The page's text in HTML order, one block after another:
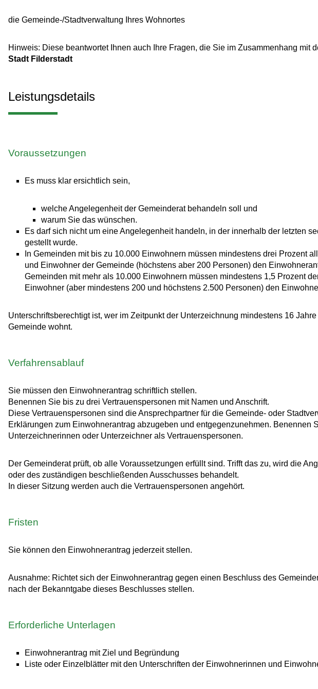
die Gemeinde-/Stadtverwaltung Ihres Wohnortes
Hinweis: Diese beantwortet Ihnen auch Ihre Fragen, die Sie im Zusammenhang mit
Stadt Filderstadt
Leistungsdetails
Voraussetzungen
Es muss klar ersichtlich sein,
welche Angelegenheit der Gemeinderat behandeln soll und
warum Sie das wünschen.
Es darf sich nicht um eine Angelegenheit handeln, in der innerhalb der letzten
gestellt wurde.
In Gemeinden mit bis zu 10.000 Einwohnern müssen mindestens drei Prozent
und Einwohner der Gemeinde (höchstens aber 200 Personen) den
Gemeinden mit mehr als 10.000 Einwohnern müssen mindestens 1,5 Prozent
Einwohner (aber mindestens 200 und höchstens 2.500 Personen) den
Unterschriftsberechtigt ist, wer im Zeitpunkt der Unterzeichnung mindestens 16
Gemeinde wohnt.
Verfahrensablauf
Sie müssen den Einwohnerantrag schriftlich stellen.
Benennen Sie bis zu drei Vertrauenspersonen mit Namen und Anschrift.
Diese Vertrauenspersonen sind die Ansprechpartner für die Gemeinde- oder
Erklärungen zum Einwohnerantrag abzugeben und entgegenzunehmen. Benennen
Unterzeichnerinnen oder Unterzeichner als Vertrauenspersonen.
Der Gemeinderat prüft, ob alle Voraussetzungen erfüllt sind. Trifft das zu, wird die
oder des zuständigen beschließenden Ausschusses behandelt.
In dieser Sitzung werden auch die Vertrauenspersonen angehört.
Fristen
Sie können den Einwohnerantrag jederzeit stellen.
Ausnahme: Richtet sich der Einwohnerantrag gegen einen Beschluss des
nach der Bekanntgabe dieses Beschlusses stellen.
Erforderliche Unterlagen
Einwohnerantrag mit Ziel und Begründung
Liste oder Einzelblätter mit den Unterschriften der Einwohnerinnen und